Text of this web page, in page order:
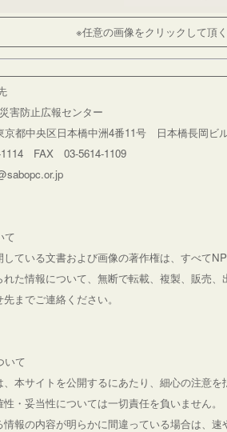
※任意の画像をクリックして頂
防止広報センター
中央区日本橋中洲4番11号 日本橋長岡ビ
FAX 03-5614-1109
いる文書および画像の著作権は、すべて
情報について、無断で転載、複製、販売、
でご連絡ください。
て
サイトを公開するにあたり、細心の注意を
妥当性については一切責任を負いません。
の内容が明らかに間違っている場合は、速